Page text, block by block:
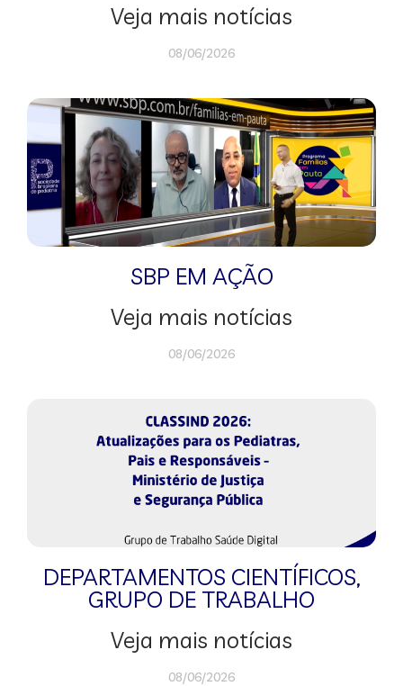
Veja mais notícias
08/06/2026
SBP EM AÇÃO
Veja mais notícias
08/06/2026
DEPARTAMENTOS CIENTÍFICOS,
GRUPO DE TRABALHO
Veja mais notícias
08/06/2026